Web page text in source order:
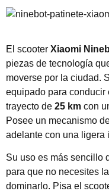
El scooter Xiaomi
piezas de tecnología
moverse por la ciudad.
equipado para conducir
trayecto de 25 km con
Posee un mecanismo
adelante con una ligera
Su uso es más sencillo
para que no necesites
dominarlo. Pisa el